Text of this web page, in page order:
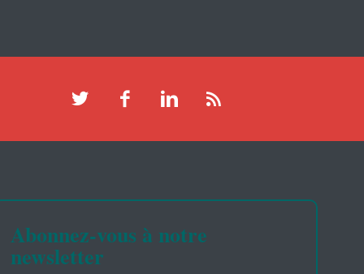
Abonnez-vous à notre
newsletter